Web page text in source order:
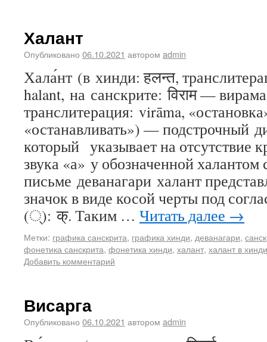
Халант
Опубликовано 06.10.2021 автором admin
Хала́нт (в хинди: हलन्त,
halant, на санскрите: विराम —
транслитерация: virāma,
«останавливать») — подстрочный
который указывает на отсутствие
звука «а» у обозначенной
письме деванагари халант
значок в виде косой черты под
(्): क्. Таким … Читать далее →
Метки: графика санскрита, графика хинди, деванагари,
фонетика санскрита, фонетика хинди, халант, халант в хинди
Добавить комментарий
Висарга
Опубликовано 06.10.2021 автором admin